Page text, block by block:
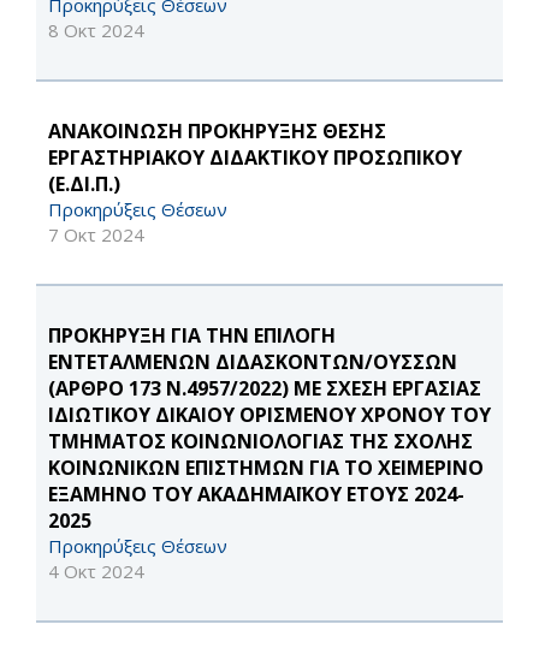
Προκηρύξεις Θέσεων
8 Οκτ 2024
ΑΝΑΚΟΙΝΩΣΗ ΠΡΟΚΗΡΥΞΗΣ ΘΕΣΗΣ
ΕΡΓΑΣΤΗΡΙΑΚΟΥ ΔΙΔΑΚΤΙΚΟΥ ΠΡΟΣΩΠΙΚΟΥ
(Ε.ΔΙ.Π.)
Προκηρύξεις Θέσεων
7 Οκτ 2024
ΠΡΟΚΗΡΥΞΗ ΓΙΑ ΤΗΝ ΕΠΙΛΟΓΗ
ΕΝΤΕΤΑΛΜΕΝΩΝ ΔΙΔΑΣΚΟΝΤΩΝ/ΟΥΣΣΩΝ
(ΑΡΘΡΟ 173 Ν.4957/2022) ΜΕ ΣΧΕΣΗ ΕΡΓΑΣΙΑΣ
ΙΔΙΩΤΙΚΟΥ ΔΙΚΑΙΟΥ ΟΡΙΣΜΕΝΟΥ ΧΡΟΝΟΥ ΤΟΥ
ΤΜΗΜΑΤΟΣ ΚΟΙΝΩΝΙΟΛΟΓΙΑΣ ΤΗΣ ΣΧΟΛΗΣ
ΚΟΙΝΩΝΙΚΩΝ ΕΠΙΣΤΗΜΩΝ ΓΙΑ ΤΟ ΧΕΙΜΕΡΙΝΟ
ΕΞΑΜΗΝΟ ΤΟΥ ΑΚΑΔΗΜΑΪΚΟΥ ΕΤΟΥΣ 2024-
2025
Προκηρύξεις Θέσεων
4 Οκτ 2024